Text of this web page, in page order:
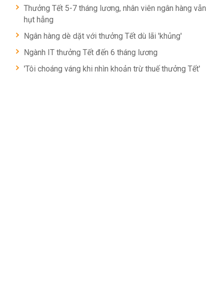
Thưởng Tết 5-7 tháng lương, nhân viên ngân hàng vẫn
hụt hẫng
Ngân hàng dè dặt với thưởng Tết dù lãi 'khủng'
Ngành IT thưởng Tết đến 6 tháng lương
'Tôi choáng váng khi nhìn khoản trừ thuế thưởng Tết'